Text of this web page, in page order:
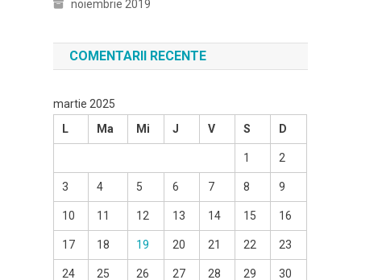
noiembrie 2019
COMENTARII RECENTE
martie 2025
L
Ma Mi J V S D
1 2
3 4 5 6 7 8 9
10 11 12 13 14 15 16
17 18 19 20 21 22 23
24 25 26 27 28 29 30